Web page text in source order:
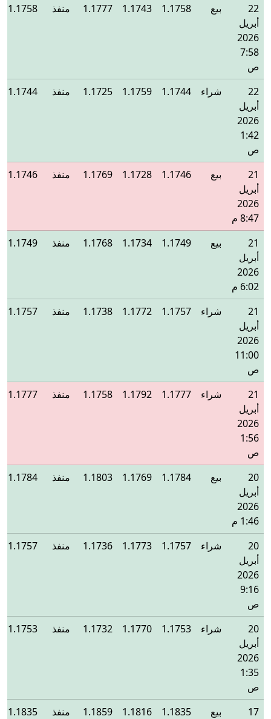
22
أبريل
2026
7:58
ص
بيع 1.1758
1.1743
1.1777 منفذ 1.1758
22
أبريل
2026
1:42
ص
شراء 1.1744
1.1759
1.1725 منفذ 1.1744
21
أبريل
2026
8:47 م
بيع 1.1746
1.1728
1.1769 منفذ 1.1746
21
أبريل
2026
6:02 م
بيع 1.1749
1.1734
1.1768 منفذ 1.1749
21
أبريل
2026
11:00
ص
شراء 1.1757
1.1772
1.1738 منفذ 1.1757
21
أبريل
2026
1:56
ص
شراء 1.1777
1.1792
1.1758 منفذ 1.1777
20
أبريل
2026
1:46 م
بيع 1.1784
1.1769
1.1803 منفذ 1.1784
20
أبريل
2026
9:16
ص
شراء 1.1757
1.1773
1.1736 منفذ 1.1757
20
أبريل
2026
1:35
ص
شراء 1.1753
1.1770
1.1732 منفذ 1.1753
17
بيع 1.1835
1.1816
1.1859 منفذ 1.1835